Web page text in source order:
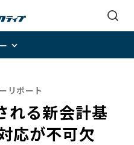
リポート
れる新会計基
応が不可欠